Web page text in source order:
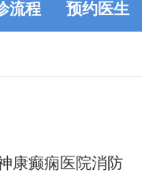
流程 预约医生
康癫痫医院消防